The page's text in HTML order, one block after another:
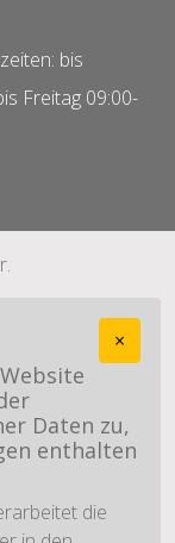
bis
Freitag 09:00-
×
Daten zu,
enthalten
die